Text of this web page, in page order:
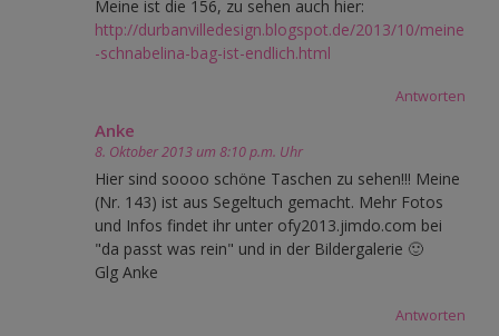
Meine ist die 156, zu sehen auch hier:
http://durbanvilledesign.blogspot.de/2013/10/meine
-schnabelina-bag-ist-endlich.html
Antworten
Anke
8. Oktober 2013 um 8:10 p.m. Uhr
Hier sind soooo schöne Taschen zu sehen!!! Meine
(Nr. 143) ist aus Segeltuch gemacht. Mehr Fotos
und Infos findet ihr unter ofy2013.jimdo.com bei
"da passt was rein" und in der Bildergalerie 🙂
Glg Anke
Antworten